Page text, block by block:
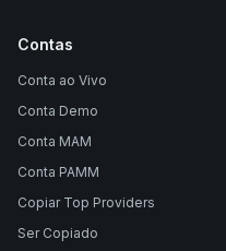
Contas
Conta ao Vivo
Conta Demo
Conta MAM
Conta PAMM
Copiar Top Providers
Ser Copiado